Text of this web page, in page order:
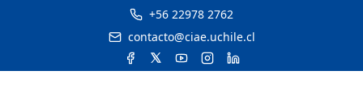
+56 22978 2762
contacto@ciae.uchile.cl